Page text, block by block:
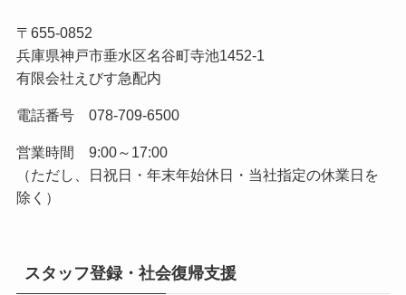
〒655-0852
兵庫県神戸市垂水区名谷町寺池1452-1
有限会社えびす急配内
電話番号 078-709-6500
営業時間 9:00～17:00
（ただし、日祝日・年末年始休日・当社指定の休業日を
除く）
スタッフ登録・社会復帰支援